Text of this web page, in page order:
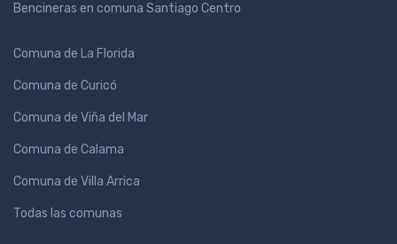
Bencineras en comuna Santiago Centro
Comuna de La Florida
Comuna de Curicó
Comuna de Viña del Mar
Comuna de Calama
Comuna de Villa Arrica
Todas las comunas